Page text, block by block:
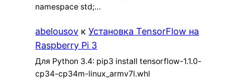
namespace std;…
abelousov кУстановка TensorFlow на
Raspberry Pi 3
Для Python 3.4: pip3 install tensorflow-1.1.0-
cp34-cp34m-linux_armv7l.whl